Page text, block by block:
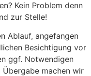
Kein Problem denn
zur Stelle!
Ablauf, angefangen
Besichtigung vor
ggf. Notwendigen
Übergabe machen wir